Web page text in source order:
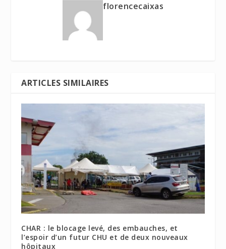
florencecaixas
ARTICLES SIMILAIRES
CHAR : le blocage levé, des embauches, et
l’espoir d’un futur CHU et de deux nouveaux
hôpitaux